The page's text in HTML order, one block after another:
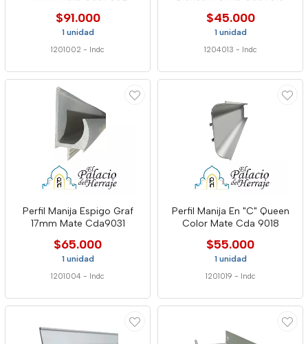
$91.000
1 unidad
1201002 - Indc
$45.000
1 unidad
1204013 - Indc
Perfil Manija Espigo Graf
17mm Mate Cda9031
$65.000
1 unidad
1201004 - Indc
Perfil Manija En "C" Queen
Color Mate Cda 9018
$55.000
1 unidad
1201019 - Indc